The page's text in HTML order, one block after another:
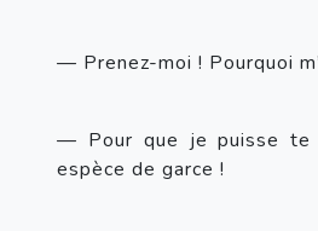
— Prenez-moi ! Pourquoi
— Pour que je puisse te
espèce de garce !